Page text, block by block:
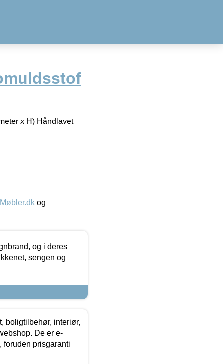
x H) Håndlavet
og
og i deres
sengen og
boligtilbehør, interiør,
De er e-
foruden prisgaranti